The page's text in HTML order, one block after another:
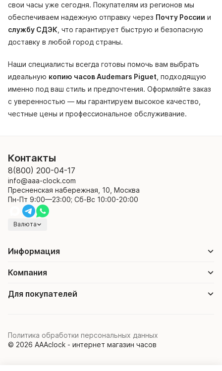
свои часы уже сегодня. Покупателям из регионов мы
обеспечиваем надежную отправку через Почту России и
службу СДЭК , что гарантирует быструю и безопасную
доставку в любой город страны.
Наши специалисты всегда готовы помочь вам выбрать
идеальную копию часов Audemars Piguet , подходящую
именно под ваш стиль и предпочтения. Оформляйте заказ
с уверенностью — мы гарантируем высокое качество,
честные цены и профессиональное обслуживание.
Контакты
8(800) 200-04-17
info@aaa-clock.com
Пресненская набережная, 10, Москва
Пн-Пт 9:00—23:00; Сб-Вс 10:00-20:00
Валюта
Информация
Компания
Для покупателей
© 2026 AAAclock - интернет магазин часов
Политика обработки персональных данных